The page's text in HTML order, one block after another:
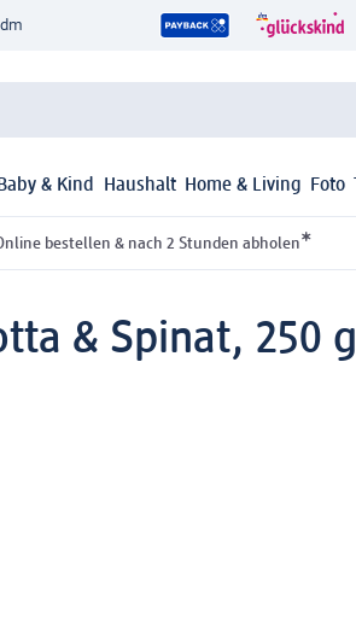
& Kind Haushalt Home & Living Foto
bestellen & nach 2 Stunden abholen*
& Spinat, 250 g